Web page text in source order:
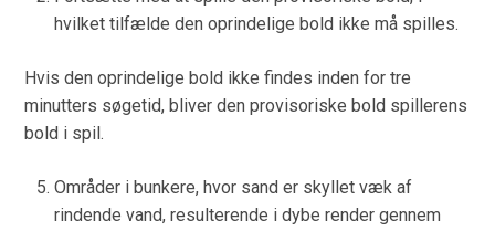
hvilket tilfælde den oprindelige bold ikke må spilles.
Hvis den oprindelige bold ikke findes inden for tre
minutters søgetid, bliver den provisoriske bold spillerens
bold i spil.
Områder i bunkere, hvor sand er skyllet væk af
rindende vand, resulterende i dybe render gennem